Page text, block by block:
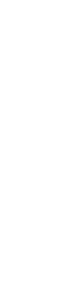
Sie sich